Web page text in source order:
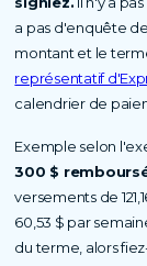
a pas d'enquête
montant et le
représentatif
calendrier de
Exemple selon
300 $
versements de
60,53 $ par
du terme, alors